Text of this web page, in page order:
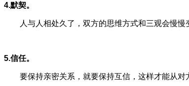
4.默契。
人与人相处久了，双方的思维方式和三观会慢慢
5.信任。
要保持亲密关系，就要保持互信，这样才能从对